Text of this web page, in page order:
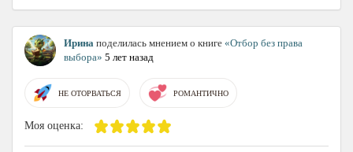
Ирина поделилась мнением о книге «Отбор без права
выбора» 5 лет назад
НЕ ОТОРВАТЬСЯ РОМАНТИЧНО
Моя оценка: